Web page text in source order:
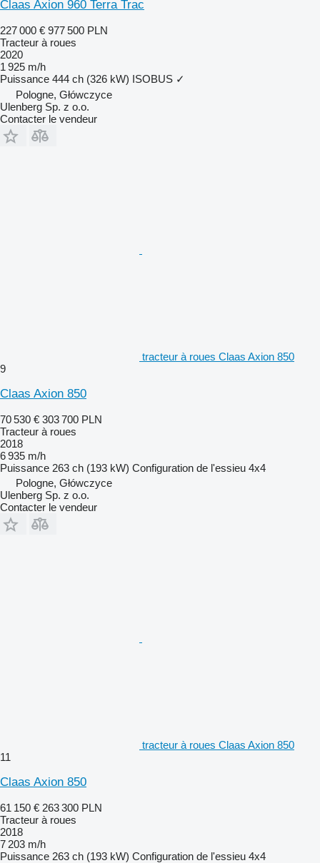
Claas Axion 960 Terra Trac
227 000 € 977 500 PLN
Tracteur à roues
2020
1 925 m/h
Puissance 444 ch (326 kW) ISOBUS ✓
Pologne, Główczyce
Ulenberg Sp. z o.o.
Contacter le vendeur
tracteur à roues Claas Axion 850
9
Claas Axion 850
70 530 € 303 700 PLN
Tracteur à roues
2018
6 935 m/h
Puissance 263 ch (193 kW) Configuration de l'essieu 4x4
Pologne, Główczyce
Ulenberg Sp. z o.o.
Contacter le vendeur
tracteur à roues Claas Axion 850
11
Claas Axion 850
61 150 € 263 300 PLN
Tracteur à roues
2018
7 203 m/h
Puissance 263 ch (193 kW) Configuration de l'essieu 4x4